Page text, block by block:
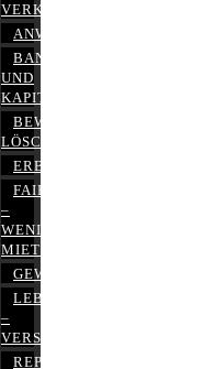
VERKEHRSRECHT
ANWALTSHAFTUNGSRECHT
BANK-
UND
KAPITALMARKTRECHT
BEWERTUNGEN
LÖSCHEN
ERBRECHT
FAIRMIETEN
–
WENIGER
MIETE
GEWERBERECHT
LEBENSVERSICHERUNG
–
VERSICHERUNGSRECHT
REPUTATIONSRECHT